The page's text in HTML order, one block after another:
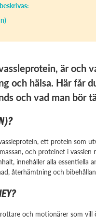
är och
och hälsa. Här får
och vad man bör
ett protein som
och proteinet i
innehåller alla essentiella
återhämtning och
och motionärer som